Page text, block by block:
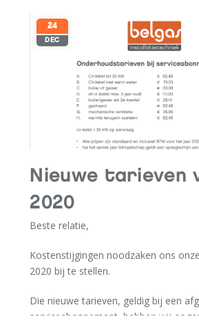
24
DEC
Nieuwe tarieven
2020
Beste relatie,
Kostenstijgingen noodzaken ons
2020 bij te stellen.
Die nieuwe tarieven, geldig bij een
serviceabonnement, hebben wij